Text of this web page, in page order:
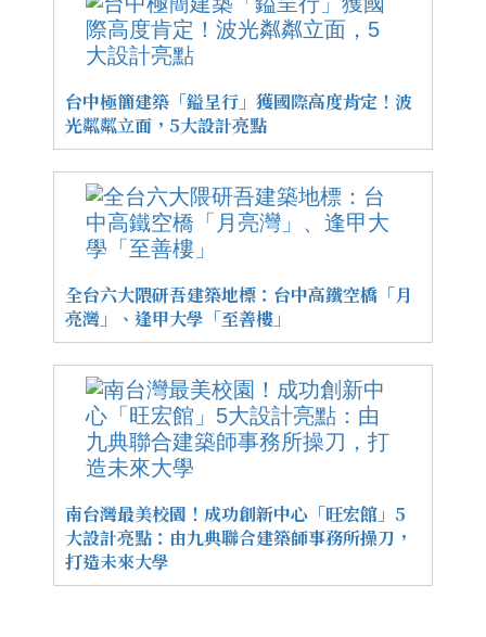
台中極簡建築「鎰呈行」獲國際高度肯定！波
光粼粼立面，5大設計亮點
全台六大隈研吾建築地標：台中高鐵空橋「月
亮灣」、逢甲大學「至善樓」
南台灣最美校園！成功創新中心「旺宏館」5
大設計亮點：由九典聯合建築師事務所操刀，
打造未來大學